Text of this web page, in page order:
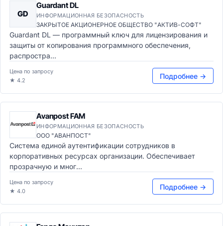
GD
Guardant DL
ИНФОРМАЦИОННАЯ БЕЗОПАСНОСТЬ
ЗАКРЫТОЕ АКЦИОНЕРНОЕ ОБЩЕСТВО "АКТИВ-СОФТ"
Guardant DL — программный ключ для лицензирования и
защиты от копирования программного обеспечения,
распростра...
Цена по запросу
★ 4.2
Подробнее →
Avanpost FAM
ИНФОРМАЦИОННАЯ БЕЗОПАСНОСТЬ
ООО "АВАНПОСТ"
Система единой аутентификации сотрудников в
корпоративных ресурсах организации. Обеспечивает
прозрачную и мног...
Цена по запросу
★ 4.0
Подробнее →